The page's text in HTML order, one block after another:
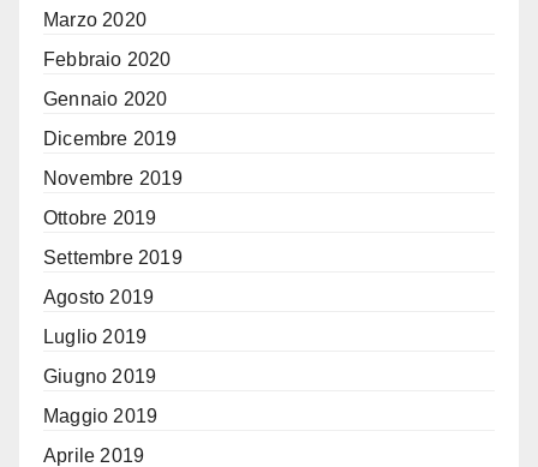
Marzo 2020
Febbraio 2020
Gennaio 2020
Dicembre 2019
Novembre 2019
Ottobre 2019
Settembre 2019
Agosto 2019
Luglio 2019
Giugno 2019
Maggio 2019
Aprile 2019